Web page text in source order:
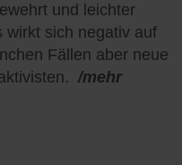
und leichter
wirkt sich negativ auf
Fällen aber neue
/mehr